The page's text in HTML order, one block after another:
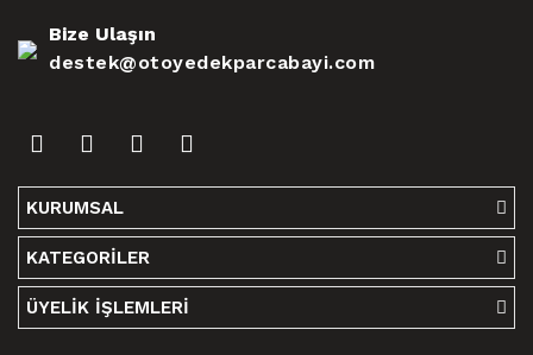
Bize Ulaşın
destek@otoyedekparcabayi.com
KURUMSAL
KATEGORİLER
ÜYELİK İŞLEMLERİ